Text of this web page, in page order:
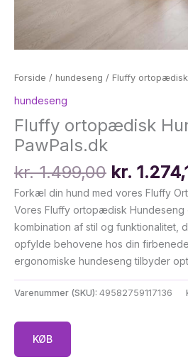
Forside / hundeseng / Fluffy ortopædisk
hundeseng
Fluffy ortopædisk
PawPals.dk
kr.1.499,00 Den
pris
var:
kr.
kr.
Forkæl din hund med vores Fluffy
Vores Fluffy ortopædisk
kombination af stil og funktionalitet,
opfylde behovene hos din
ergonomiske hundeseng tilbyder
Varenummer (SKU): 49582759117136
KØB